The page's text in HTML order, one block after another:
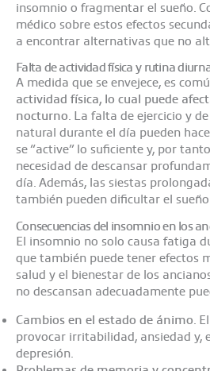
insomnio o fragmentar el sueño.
médico sobre estos efectos
a encontrar alternativas que no
Falta de actividad física y rutina
A medida que se envejece, es
actividad física, lo cual puede
nocturno. La falta de ejercicio y
natural durante el día pueden
se “active” lo suficiente y, por
necesidad de descansar
día. Además, las siestas
también pueden dificultar el
Consecuencias del insomnio en los
El insomnio no solo causa fatiga
que también puede tener efectos
salud y el bienestar de los
no descansan adecuadamente
Cambios en el estado de ánimo .
provocar irritabilidad, ansiedad y,
depresión.